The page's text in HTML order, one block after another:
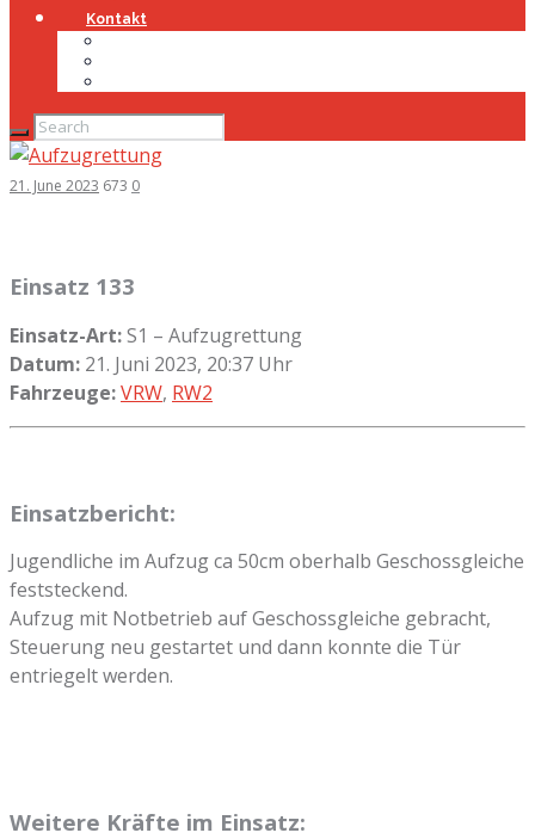
Kontakt
21. June 2023 673 0
Einsatz 133
Einsatz-Art:S1 – Aufzugrettung
Datum: 21. Juni 2023, 20:37 Uhr
Fahrzeuge:VRW, RW2
Einsatzbericht:
Jugendliche im Aufzug ca 50cm oberhalb Geschossgleiche
feststeckend.
Aufzug mit Notbetrieb auf Geschossgleiche gebracht,
Steuerung neu gestartet und dann konnte die Tür
entriegelt werden.
Weitere Kräfte im Einsatz: